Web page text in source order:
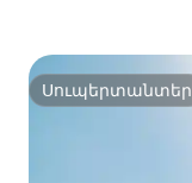
Սուպերտանտեր
Սուպերտանտեր